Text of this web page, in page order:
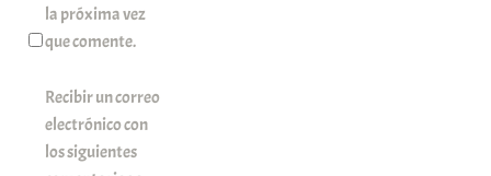
la próxima vez
que comente.
Recibir un correo
electrónico con
los siguientes